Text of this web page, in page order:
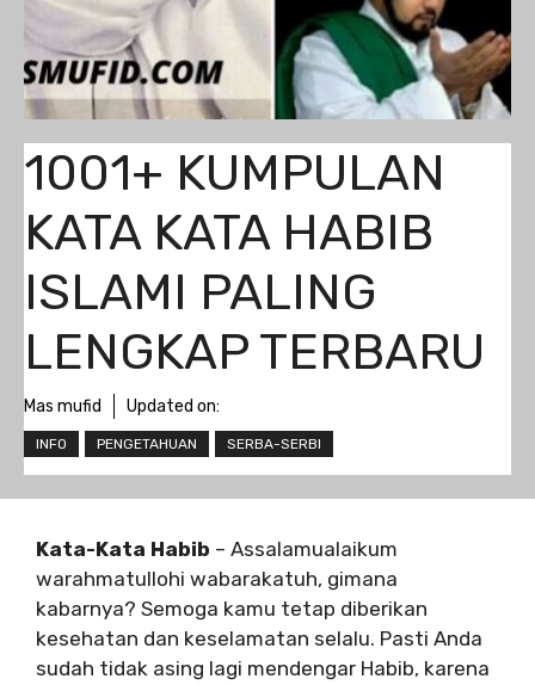
1001+ KUMPULAN
KATA KATA HABIB
ISLAMI PALING
LENGKAP TERBARU
Mas mufid Updated on:
INFO PENGETAHUAN SERBA-SERBI
Kata-Kata Habib – Assalamualaikum
warahmatullohi wabarakatuh, gimana
kabarnya? Semoga kamu tetap diberikan
kesehatan dan keselamatan selalu. Pasti Anda
sudah tidak asing lagi mendengar Habib, karena